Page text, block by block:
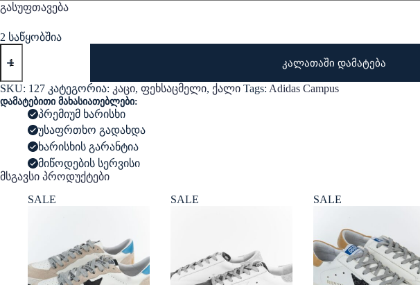
გასუფთავება
2 საწყობშია
რაოდენობა:
Adidas
Sneakers
Light
Blue
კალათაში დამატება
SKU: 127 კატეგორია: კაცი, ფეხსაცმელი, ქალი Tags: Adidas Campus
დამატებითი მახასიათებლები:
პრემიუმ ხარისხი
უსაფრთხო გადახდა
ხარისხის გარანტია
მიწოდების სერვისი
მსგავსი პროდუქტები
SALE
SALE SALE